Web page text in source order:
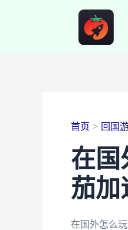
首页 回国
在国
茄加
在国外怎么